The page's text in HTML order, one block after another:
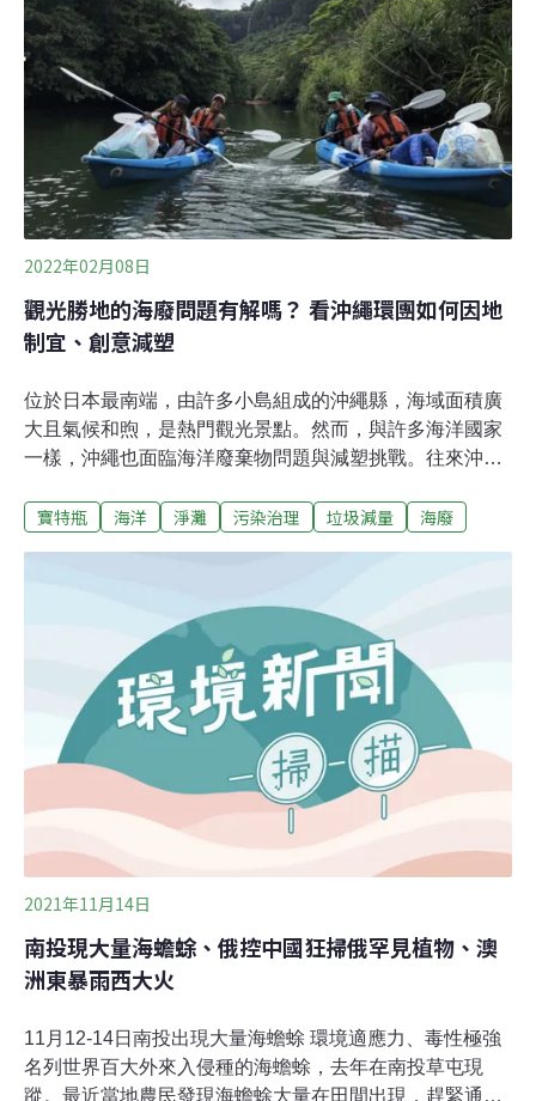
而，海洋範圍廣大，調查人力及量能也相當有限，我國自
2002年起，與國立中央大學太空及遙測研究中心共同執行
「海洋污染緊急應變專案」，引入「遙測影像」以及「衛
星無人機」等監測技術，研判海洋污染事件位置及範圍，
以及自動辨識海洋廢棄物類別。研究中心副教授曾國欣解
釋，監測海上溢油等污染事件的遙測
2022年02月08日
觀光勝地的海廢問題有解嗎？ 看沖繩環團如何因地
制宜、創意減塑
位於日本最南端，由許多小島組成的沖繩縣，海域面積廣
大且氣候和煦，是熱門觀光景點。然而，與許多海洋國家
一樣，沖繩也面臨海洋廢棄物問題與減塑挑戰。往來沖繩
量本就非常可觀，再加上COVID-19疫情影響，民眾外帶
減量政策，當地環保團體「沖繩鹿谷自然案内（しかたに
自然案内）」代表鹿谷麻夕表示，在以產業發展為導向的
政策下，縣府至今仍未建立任何減量措施。而為填補官方
制度上的疏漏，沖繩地方團體發起各種創意減廢行動，例
如與店家合作、執行以遊客為導向的「海牛」淨灘計畫，
以及因應淨灘限制的「小島淨灘帶領人」制度。每年4000
噸海漂垃圾上島 中國製寶特瓶數量多
寶特瓶 海洋 淨灘 污染治理 垃圾減量 海廢
2021年11月14日
南投現大量海蟾蜍、俄控中國狂掃俄罕見植物、澳
洲東暴雨西大火
11月12-14日南投出現大量海蟾蜍 環境適應力、毒性極強
名列世界百大外來入侵種的海蟾蜍，去年在南投草屯現
蹤。最近當地農民發現海蟾蜍大量在田間出現，趕緊通報